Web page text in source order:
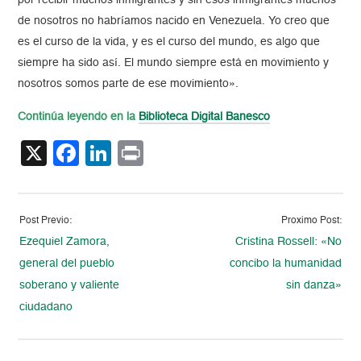
de nosotros no habríamos nacido en Venezuela. Yo creo que
es el curso de la vida, y es el curso del mundo, es algo que
siempre ha sido así. El mundo siempre está en movimiento y
nosotros somos parte de ese movimiento».
Continúa leyendo en la Biblioteca Digital Banesco
X Facebook
LinkedIn
Post Previo:
Ezequiel Zamora,
general del pueblo
soberano y valiente
ciudadano
Proximo Post:
Cristina Rossell: «No
concibo la humanidad
sin danza»